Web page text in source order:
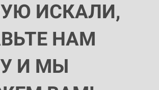
ИСКАЛИ,
НАМ
И МЫ